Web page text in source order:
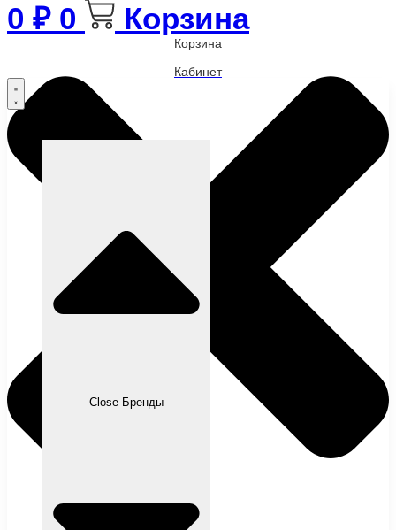
0 ₽ 0 Корзина
Корзина
Кабинет
Close Бренды